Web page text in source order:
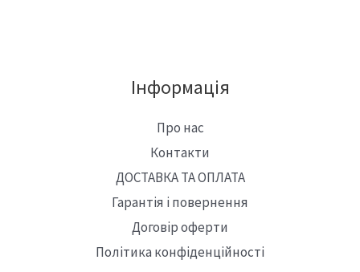
Інформація
Про нас
Контакти
ДОСТАВКА ТА ОПЛАТА
Гарантія і повернення
Договір оферти
Політика конфіденційності